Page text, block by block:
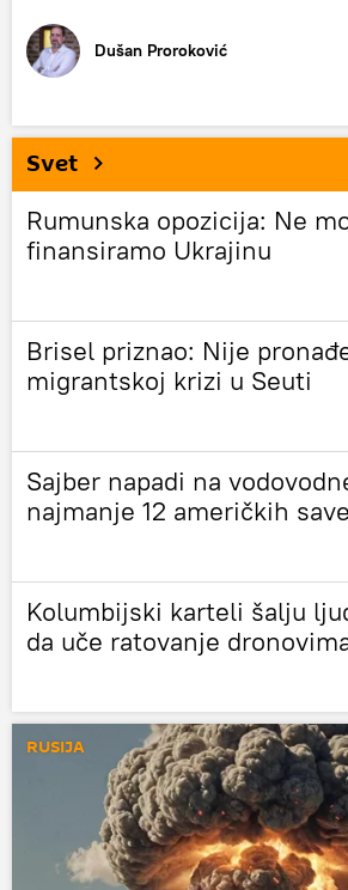
Dušan Proroković
Svet
Rumunska opozicija: Ne
finansiramo Ukrajinu
Brisel priznao: Nije
migrantskoj krizi u Seuti
Sajber napadi na
najmanje 12 američkih
Kolumbijski karteli šalju
da uče ratovanje
RUSIJA